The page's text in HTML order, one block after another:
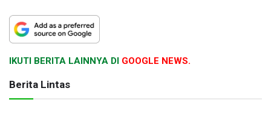
IKUTI BERITA LAINNYA DI GOOGLE NEWS.
Berita Lintas